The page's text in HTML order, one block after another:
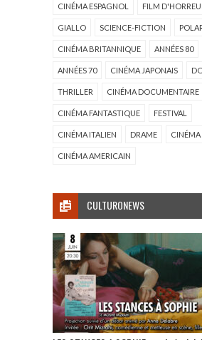
CINÉMA ESPAGNOL FILM
GIALLO SCIENCE-FICTION
CINÉMA BRITANNIQUE ANNÉES 80
ANNÉES 70 CINÉMA JAPONAIS
THRILLER CINÉMA DOCUMENTAIRE
CINÉMA FANTASTIQUE FESTIVAL
CINÉMA ITALIEN DRAME CINÉMA
CINÉMA AMERICAIN
CULTURONEWS